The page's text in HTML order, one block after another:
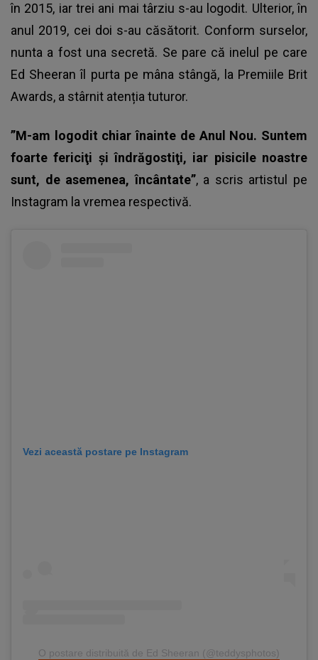
în 2015, iar trei ani mai târziu s-au logodit. Ulterior, în
anul 2019, cei doi s-au căsătorit. Conform surselor,
nunta a fost una secretă. Se pare că inelul pe care
Ed Sheeran îl purta pe mâna stângă, la Premiile Brit
Awards, a stârnit atenția tuturor.
”M-am logodit chiar înainte de Anul Nou. Suntem
foarte fericiţi şi îndrăgostiţi, iar pisicile noastre
sunt, de asemenea, încântate”, a scris artistul pe
Instagram la vremea respectivă.
Vezi această postare pe Instagram
O postare distribuită de Ed Sheeran (@teddysphotos)